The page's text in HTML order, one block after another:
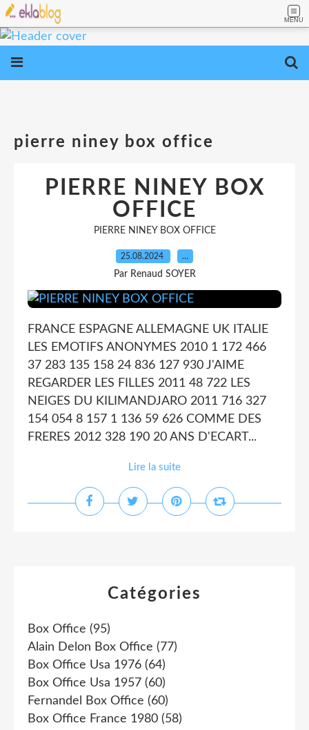
MENU
pierre niney box office
PIERRE NINEY BOX
OFFICE
PIERRE NINEY BOX OFFICE
25.08.2024 …
Par Renaud SOYER
FRANCE ESPAGNE ALLEMAGNE UK ITALIE
LES EMOTIFS ANONYMES 2010 1 172 466
37 283 135 158 24 836 127 930 J'AIME
REGARDER LES FILLES 2011 48 722 LES
NEIGES DU KILIMANDJARO 2011 716 327
154 054 8 157 1 136 59 626 COMME DES
FRERES 2012 328 190 20 ANS D'ECART...
Lire la suite
Catégories
Box Office (95)
Alain Delon Box Office (77)
Box Office Usa 1976 (64)
Box Office Usa 1957 (60)
Fernandel Box Office (60)
Box Office France 1980 (58)